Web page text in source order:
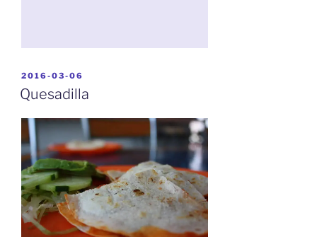
BEKÜLDVE:
2016-03-06
Quesadilla